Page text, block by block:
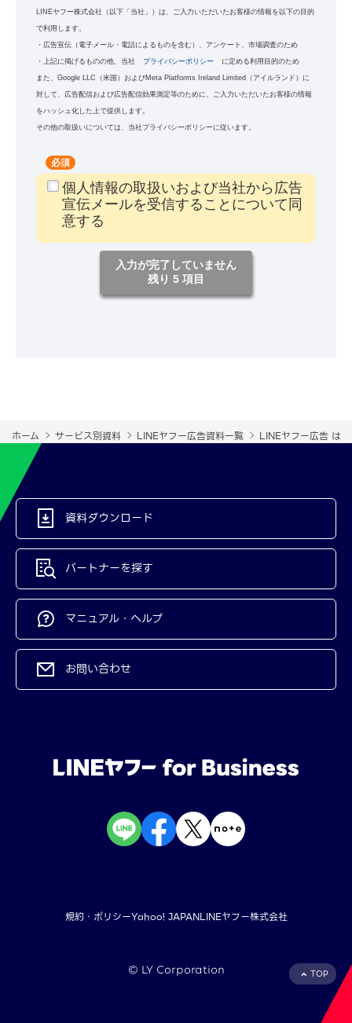
LINEヤフー株式会社（以下「当社」）は、ご入力いただいたお客様の情報を以下の目的
で利用します。
・広告宣伝（電子メール・電話によるものを含む）、アンケート、市場調査のため
・上記に掲げるものの他、当社 プライバシーポリシー に定める利用目的のため
また、Google LLC（米国）およびMeta Platforms Ireland Limited（アイルランド）に
対して、広告配信および広告配信効果測定等のために、ご入力いただいたお客様の情報
をハッシュ化した上で提供します。
その他の取扱いについては、当社プライバシーポリシーに従います。
個人情報の取扱いおよび当社から広告
宣伝メールを受信することについて同
意する
入力が完了していません
残り 5 項目
ホーム サービス別資料 LINEヤフー広告資料一覧 LINEヤフー広告 は
資料ダウンロード
パートナーを探す
マニュアル・ヘルプ
お問い合わせ
TOP
規約・ポリシーYahoo! JAPANLINEヤフー株式会社
©︎ LY Corporation